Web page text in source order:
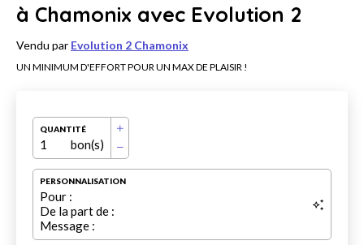
à Chamonix avec Evolution 2
Vendu par Evolution 2 Chamonix
UN MINIMUM D'EFFORT POUR UN MAX DE PLAISIR !
QUANTITÉ
1 bon(s)
PERSONNALISATION
Pour :
De la part de :
Message :